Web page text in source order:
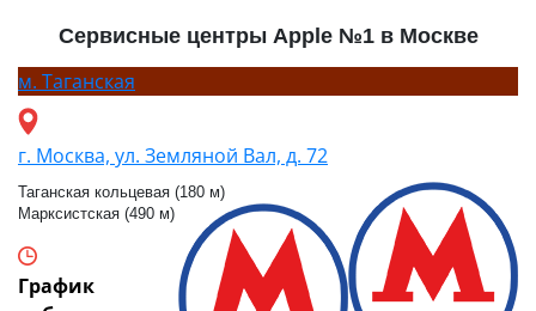
Сервисные центры Apple №1 в Москве
м. Таганская
г. Москва, ул. Земляной Вал, д. 72
Таганская кольцевая (180 м)
Марксистская (490 м)
График